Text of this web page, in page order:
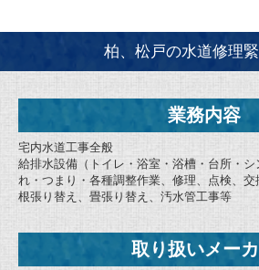
柏、松戸の水道修理
業務内容
宅内水道工事全般
給排水設備（トイレ・浴室・浴槽・台所・
れ・つまり・各種調整作業、修理、点検、
根張り替え、畳張り替え、汚水管工事等
取り扱いメー